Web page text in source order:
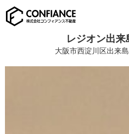
レジオン出来
大阪市西淀川区出来